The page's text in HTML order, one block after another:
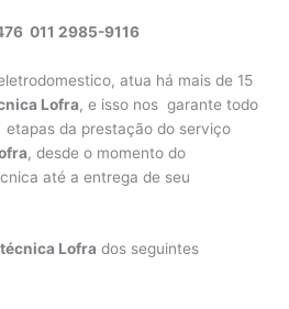
011 2985-9116
atua há mais de 15
Lofra, e isso nos garante todo
da prestação do serviço
, desde o momento do
até a entrega de seu
Lofra dos seguintes